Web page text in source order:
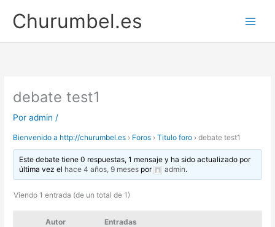
Churumbel.es
debate test1
Poradmin/
Bienvenido a http://churumbel.es › Foros › Titulo foro › debate test1
Este debate tiene 0 respuestas, 1 mensaje y ha sido actualizado por
última vez el hace 4 años, 9 meses por admin.
Viendo 1 entrada (de un total de 1)
Autor Entradas